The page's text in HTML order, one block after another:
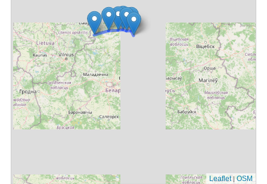
Leaflet| OSM